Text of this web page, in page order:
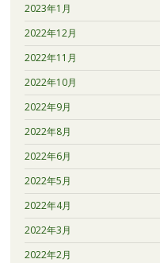
2023年1月
2022年12月
2022年11月
2022年10月
2022年9月
2022年8月
2022年6月
2022年5月
2022年4月
2022年3月
2022年2月